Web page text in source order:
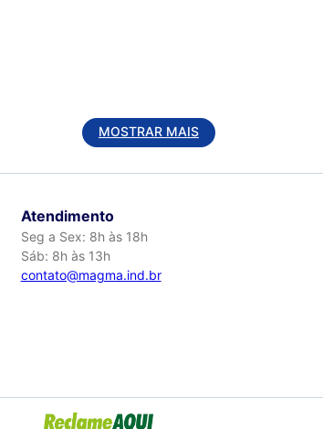
MOSTRAR MAIS
Atendimento
Seg a Sex: 8h às 18h
Sáb: 8h às 13h
contato@magma.ind.br